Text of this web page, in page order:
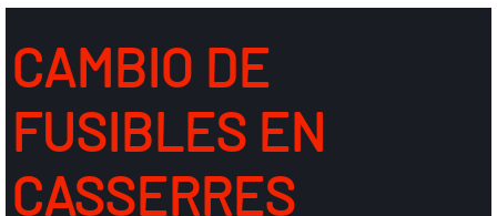
CAMBIO DE
FUSIBLES EN
CASSERRES